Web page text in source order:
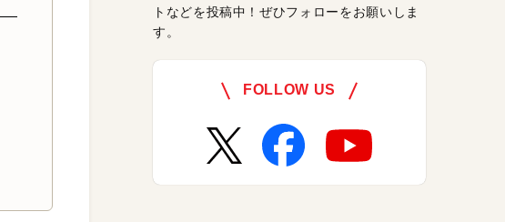
トなどを投稿中！ぜひフォローをお願いしま
す。
FOLLOW US